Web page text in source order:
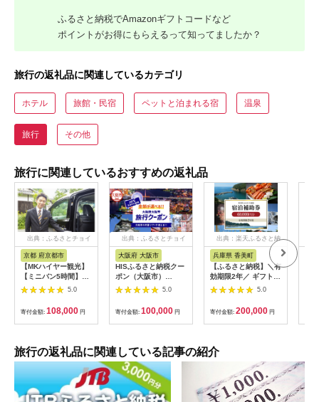
ふるさと納税でAmazonギフトコードなど
ポイントがお得にもらえるって知ってましたか？
旅行の返礼品に関連しているカテゴリ
ホテル 旅館・民宿 ペットと泊まれる宿 温泉
旅行 その他
旅行に関連しているおすすめの返礼品
出典：ふるさとチョイ
ス
京都 府京都市
【MKハイヤー観光】
【ミニバン5時間】ド
ライバーとめぐるとっ
ておきの京都観光（3
／21-6／20・10／1-
11／30）
5.0
寄付金額: 108,000 円
出典：ふるさとチョイ
ス
大阪府 大阪市
HISふるさと納税クー
ポン（大阪市）
30,000円分_OS039-
5.0
寄付金額: 100,000 円
出典：楽天ふるさと納
兵庫県 香美町
【ふるさと納税】＼有
効期限2年／ ギフトに
も使える 宿泊補助券
60,000円分 宿泊助成
券 宿泊券 旅 トラベル
旅行券 兵庫県 香美町
カニ 温泉 海 観光 旅
宿 体験 ギフト クーポ
ン 宿泊 お泊り 国内旅
行 但馬牛 旅館 温泉宿
プレゼント 贈答 母の
日 25-09
5.0
寄付金額: 200,000 円
旅行の返礼品に関連している記事の紹介